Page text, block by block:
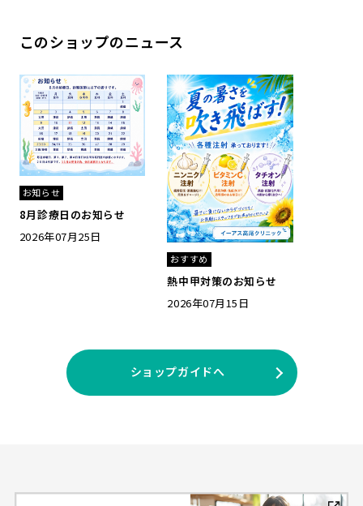
このショップのニュース
お知らせ
8月診療日のお知らせ
2026年07月25日
おすすめ
熱中甲対策のお知らせ
2026年07月15日
ショップガイドへ